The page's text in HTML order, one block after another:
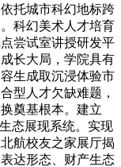
托城市科幻地标跨
科幻美术人才培育
尝试室讲授研发平
长大局，学院具有
生成取沉浸体验市
型人才欠缺难题，
奠基根本。建立
态展现系统。实现
航校友之家展厅揭
达形态、财产生态